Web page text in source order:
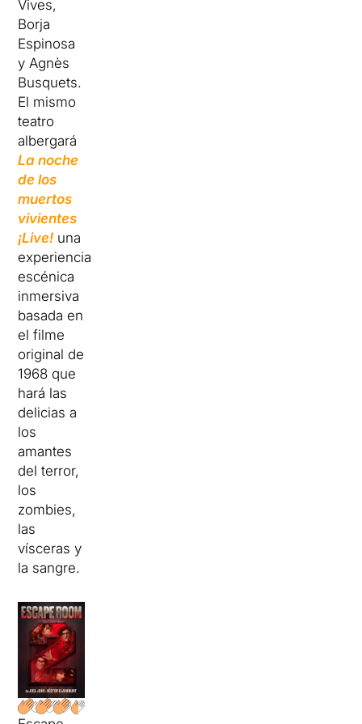
Vives,
Borja
Espinosa
y Agnès
Busquets.
El mismo
teatro
albergará
La noche
de los
muertos
vivientes
¡Live! una
experiencia
escénica
inmersiva
basada en
el filme
original de
1968 que
hará las
delicias a
los
amantes
del terror,
los
zombies,
las
vísceras y
la sangre.